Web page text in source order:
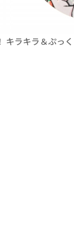
キラキラ＆ぷっ